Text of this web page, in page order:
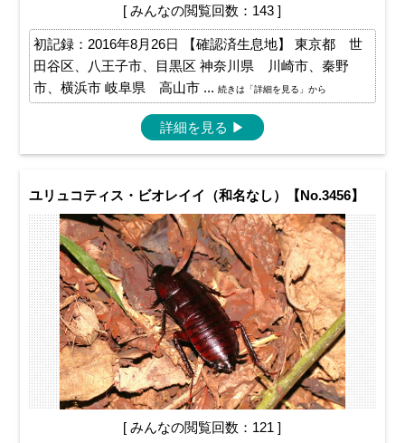
[ みんなの閲覧回数：143 ]
初記録：2016年8月26日 【確認済生息地】 東京都 世
田谷区、八王子市、目黒区 神奈川県 川崎市、秦野
市、横浜市 岐阜県 高山市 ... 続きは「詳細を見る」から
詳細を見る ▶
ユリュコティス・ビオレイイ（和名なし）【No.3456】
[ みんなの閲覧回数：121 ]